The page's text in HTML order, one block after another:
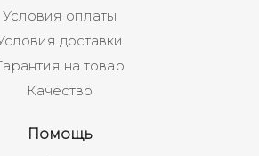
Условия оплаты
доставки
на товар
Качество
Помощь